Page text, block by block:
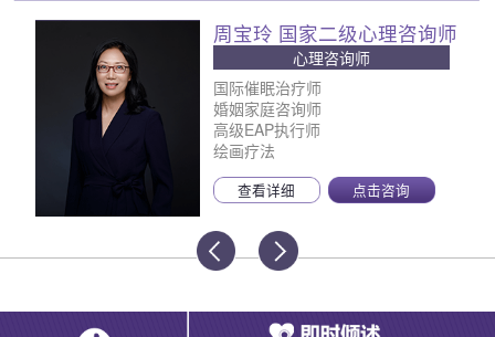
周宝玲 国家二级心理咨询师
心理咨询师
国际催眠治疗师
婚姻家庭咨询师
高级EAP执行师
绘画疗法
查看详细 点击咨询